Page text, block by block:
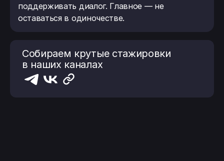
поддерживать диалог. Главное — не
оставаться в одиночестве.
Собираем крутые стажировки
в наших каналах